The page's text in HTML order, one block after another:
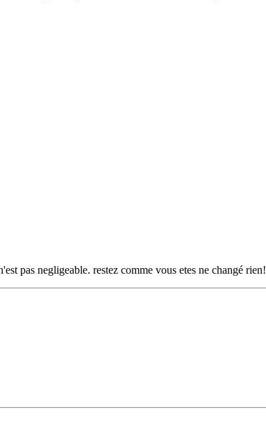
pas negligeable. restez comme vous etes ne changé rien!